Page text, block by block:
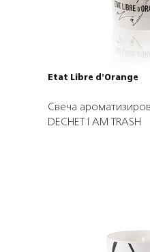
В
Etat Libre d'Orange
Свеча
DECHET I AM TRASH